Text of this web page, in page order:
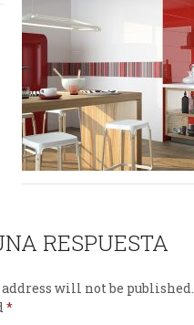
RESPUESTA
will not be published.